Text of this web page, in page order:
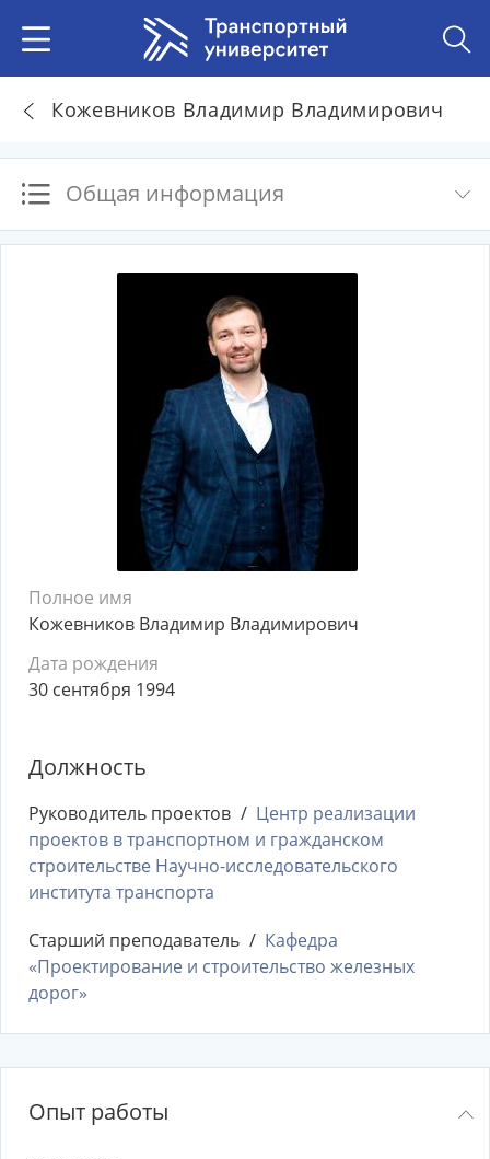
Кожевников Владимир Владимирович
Общая информация
Полное имя
Кожевников Владимир Владимирович
Дата рождения
30 сентября 1994
Должность
Руководитель проектов
Центр реализации
проектов в транспортном и гражданском
строительстве Научно-исследовательского
института транспорта
Старший преподаватель
Кафедра
«Проектирование и строительство железных
дорог»
Опыт работы